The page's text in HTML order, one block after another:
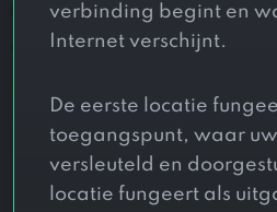
verbinding begint en
Internet verschijnt.
De eerste locatie
toegangspunt, waar
versleuteld en
locatie fungeert als